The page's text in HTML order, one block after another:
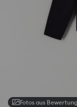
Fotos aus